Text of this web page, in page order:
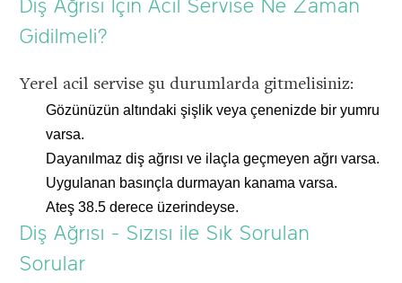
Google ile devam
et
Diş Ağrısı İçin Acil Servise Ne Zaman
Gidilmeli?
Yerel acil servise şu durumlarda gitmelisiniz:
Gözünüzün altındaki şişlik veya çenenizde bir yumru
varsa.
Dayanılmaz diş ağrısı ve ilaçla geçmeyen ağrı varsa.
Uygulanan basınçla durmayan kanama varsa.
Ateş 38.5 derece üzerindeyse.
Diş Ağrısı - Sızısı ile Sık Sorulan
Sorular